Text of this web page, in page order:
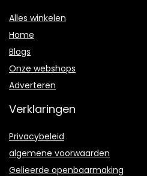
Alles winkelen
Home
Blogs
Onze webshops
Adverteren
Verklaringen
Privacybeleid
algemene voorwaarden
Gelieerde openbaarmaking